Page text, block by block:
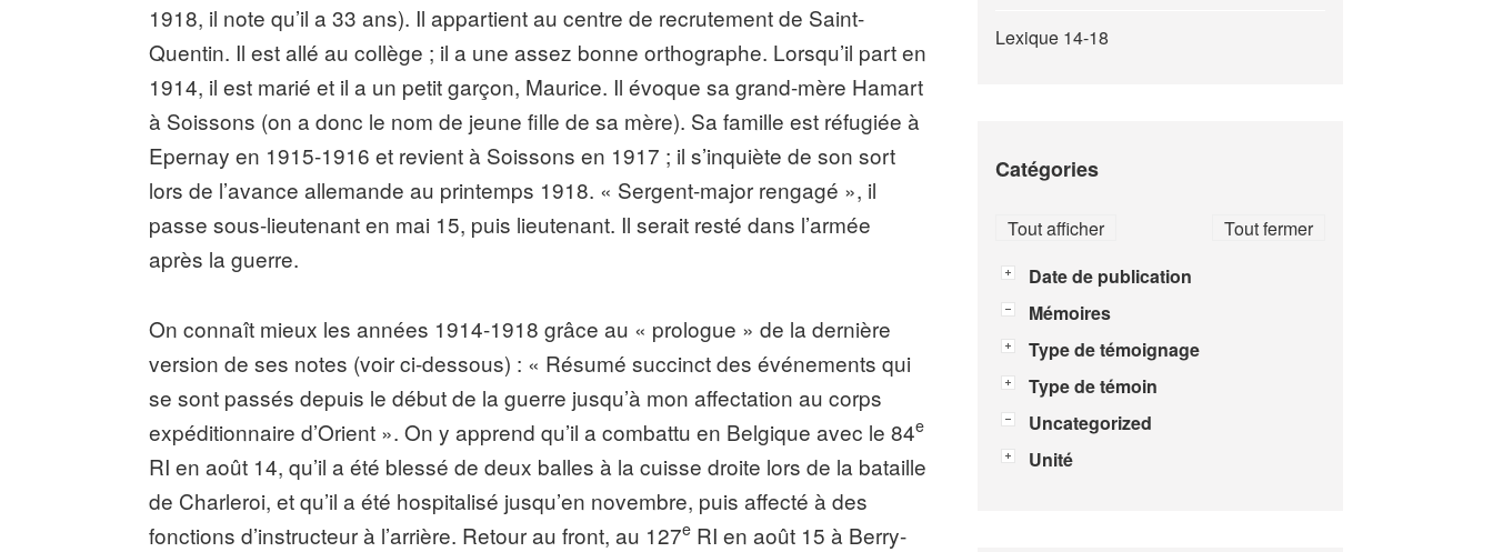
1918, il note qu’il a 33 ans). Il appartient au centre de recrutement de Saint-
Quentin. Il est allé au collège ; il a une assez bonne orthographe. Lorsqu’il part en
1914, il est marié et il a un petit garçon, Maurice. Il évoque sa grand-mère Hamart
à Soissons (on a donc le nom de jeune fille de sa mère). Sa famille est réfugiée à
Epernay en 1915-1916 et revient à Soissons en 1917 ; il s’inquiète de son sort
lors de l’avance allemande au printemps 1918. « Sergent-major rengagé », il
passe sous-lieutenant en mai 15, puis lieutenant. Il serait resté dans l’armée
après la guerre.
On connaît mieux les années 1914-1918 grâce au « prologue » de la dernière
version de ses notes (voir ci-dessous) : « Résumé succinct des événements qui
se sont passés depuis le début de la guerre jusqu’à mon affectation au corps
expéditionnaire d’Orient ». On y apprend qu’il a combattu en Belgique avec le 84e
RI en août 14, qu’il a été blessé de deux balles à la cuisse droite lors de la bataille
de Charleroi, et qu’il a été hospitalisé jusqu’en novembre, puis affecté à des
fonctions d’instructeur à l’arrière. Retour au front, au 127e RI en août 15 à Berry-
Lexique 14-18
Catégories
Tout fermer
Tout afficher
Date de publication
Mémoires
Type de témoignage
Type de témoin
Uncategorized
Unité